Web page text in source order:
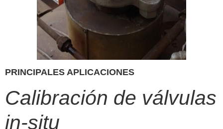
PRINCIPALES APLICACIONES
Calibración de válvulas
in-situ